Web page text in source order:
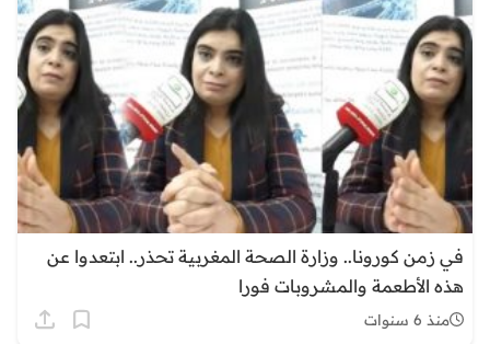
في زمن كورونا.. وزارة الصحة المغربية تحذر.. ابتعدوا عن
هذه الأطعمة والمشروبات فورا
منذ 6 سنوات